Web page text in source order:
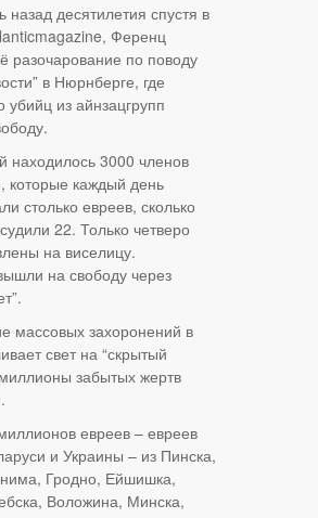
назад десятилетия спустя в
Ференц
разочарование по поводу
в Нюрнберге, где
убийц из айнзацгрупп
находилось 3000 членов
которые каждый день
столько евреев, сколько
22. Только четверо
на виселицу.
на свободу через
массовых захоронений в
свет на “скрытый
забытых жертв
евреев – евреев
и Украины – из Пинска,
Гродно, Ейшишка,
Воложина, Минска,